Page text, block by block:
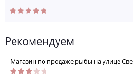
Рекомендуем
Магазин по продаже рыбы на улице